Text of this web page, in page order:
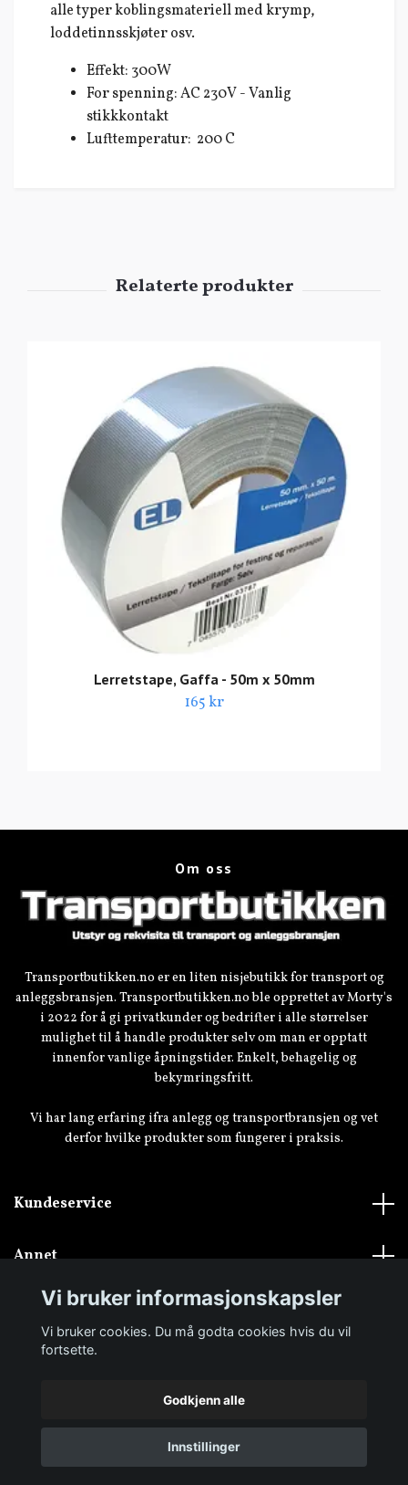
alle typer koblingsmateriell med krymp,
loddetinnsskjøter osv.
Effekt: 300W
For spenning: AC 230V - Vanlig
stikkkontakt
Lufttemperatur: 200 C
Lerretstape, Gaffa - 50m x 50mm
165 kr
Om oss
Transportbutikken.no er en liten nisjebutikk for transport og
anleggsbransjen. Transportbutikken.no ble opprettet av Morty's
i 2022 for å gi privatkunder og bedrifter i alle størrelser
mulighet til å handle produkter selv om man er opptatt
innenfor vanlige åpningstider. Enkelt, behagelig og
bekymringsfritt.
Vi har lang erfaring ifra anlegg og transportbransjen og vet
derfor hvilke produkter som fungerer i praksis.
Kundeservice
Annet
© 2026 Transportbutikken.no
Vi bruker informasjonskapsler
Vi bruker cookies. Du må godta cookies hvis du vil
fortsette.
Godkjenn alle
Innstillinger